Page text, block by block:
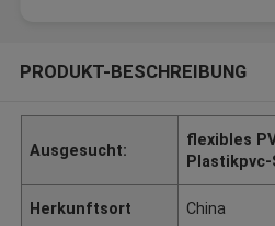
PRODUKT-BESCHREIBUNG
Ausgesucht:
flexibles
Herkunftsort China